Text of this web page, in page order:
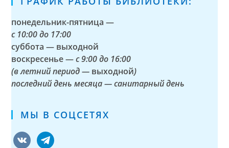
понедельник-пятница —
с 10:00 до 17:00
суббота — выходной
воскресенье —с 9:00 до 16:00
(в летний период — выходной)
последний день месяца — санитарный день
МЫ В СОЦСЕТЯХ
vkontaktetelegram